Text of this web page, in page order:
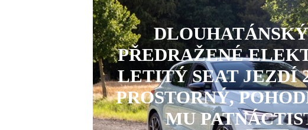
PŘEDRAŽENÉ
LETITÝ SEAT JEZDÍ
PROSTORNÝ,
MU